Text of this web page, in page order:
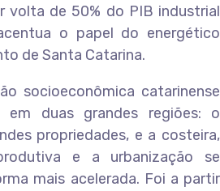
volta de 50% do PIB industrial
o papel do energético
de Santa Catarina.
socioeconômica catarinense
duas grandes regiões: o
propriedades, e a costeira,
e a urbanização se
mais acelerada. Foi a partir